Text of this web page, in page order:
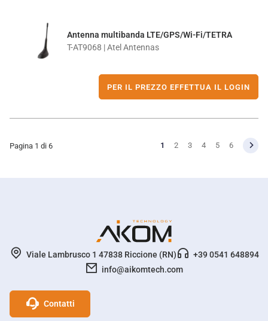
Antenna multibanda LTE/GPS/Wi-Fi/TETRA
T-AT9068 | Atel Antennas
PER IL PREZZO EFFETTUA IL LOGIN
Pagina 1 di 6 1 2 3 4 5 6
Viale Lambrusco 1 47838 Riccione (RN)
+39 0541 648894
info@aikomtech.com
Contatti